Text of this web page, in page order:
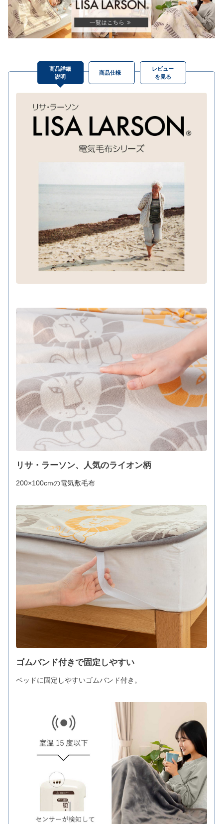
商品詳細
説明
リサ・ラーソン、人気のライオン柄
200×100cmの電気敷毛布
ゴムバンド付きで固定しやすい
ベッドに固定しやすいゴムバンド付き。
商品仕様
レビュー
を見る